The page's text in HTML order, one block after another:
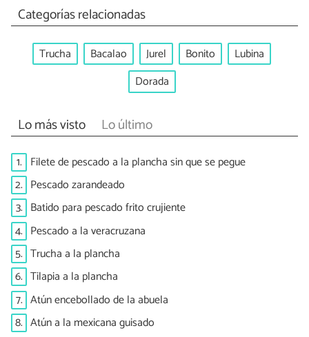
Categorías relacionadas
Trucha Bacalao Jurel Bonito
Lubina
Dorada
Lo más visto Lo último
1. Filete de pescado a la plancha sin que se pegue
2. Pescado zarandeado
3. Batido para pescado frito crujiente
4. Pescado a la veracruzana
5. Trucha a la plancha
6. Tilapia a la plancha
7. Atún encebollado de la abuela
8. Atún a la mexicana guisado